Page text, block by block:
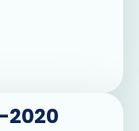
2020